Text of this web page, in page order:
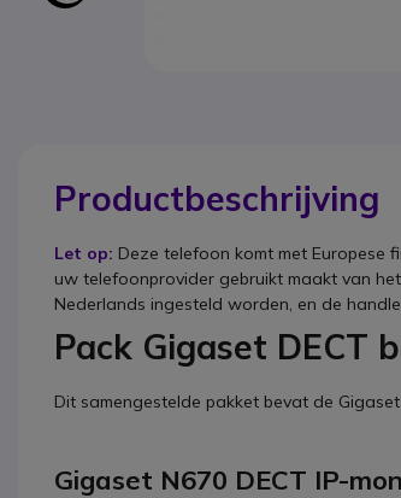
Productbeschrijving
Let op: Deze telefoon komt met Europese
uw telefoonprovider gebruikt maakt van
Nederlands ingesteld worden, en de
Pack Gigaset DECT
Dit samengestelde pakket bevat de
Gigaset N670 DECT IP-